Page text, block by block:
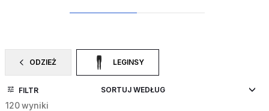
ODZIEŻ
ZAWĘŹ DO CATEGORY: ODZIEŻ
LEGINSYWYBRANY OBECNIE ZAWĘŻONO DO
FILTR
120 wyniki